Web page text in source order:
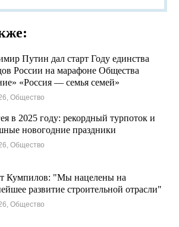
Путин дал старт Году единства
России на марафоне Общества
«Россия — семья семей»
Общество
в 2025 году: рекордный турпоток и
новогодние праздники
Общество
Кумпилов: "Мы нацелены на
развитие строительной отрасли"
Общество